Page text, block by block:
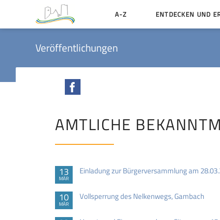
A-Z ENTDECKEN UND
Veröffentlichungen
AMTLICHE
13
MÄR
Einladung zur Bürgerversammlung am
10
MÄR
Vollsperrung des Nelkenwegs, Gambach